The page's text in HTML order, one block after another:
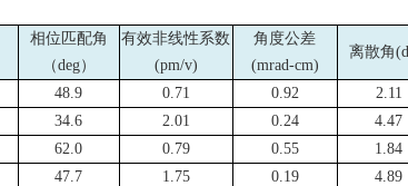
相位匹配角
（deg）
有效非线性系数
(pm/v)
角度公差
(mrad-cm)
离散角
48.9 0.71 0.92
2.11
34.6 2.01 0.24 4.47
62.0 0.79 0.55
1.84
47.7 1.75 0.19 4.89